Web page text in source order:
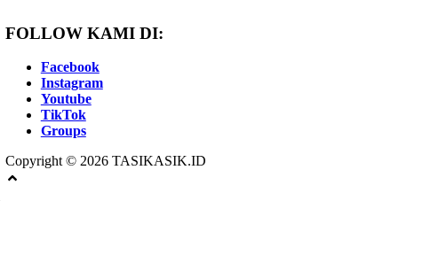
FOLLOW KAMI DI:
Facebook
Instagram
Youtube
TikTok
Groups
Copyright © 2026 TASIKASIK.ID